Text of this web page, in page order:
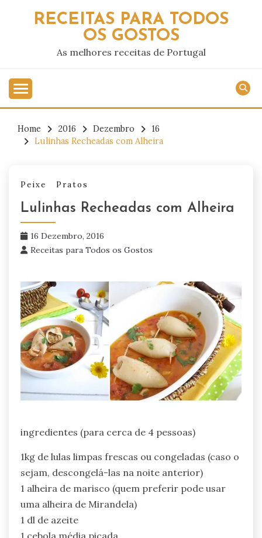
RECEITAS PARA TODOS
OS GOSTOS
As melhores receitas de Portugal
Home 2016 Dezembro
16
Lulinhas Recheadas com Alheira
Peixe Pratos
Lulinhas Recheadas com Alheira
16 Dezembro, 2016
Receitas para Todos os Gostos
ingredientes (para cerca de 4 pessoas)
1kg de lulas limpas frescas ou congeladas (caso o
sejam, descongelá-las na noite anterior)
1 alheira de marisco (quem preferir pode usar
uma alheira de Mirandela)
1 dl de azeite